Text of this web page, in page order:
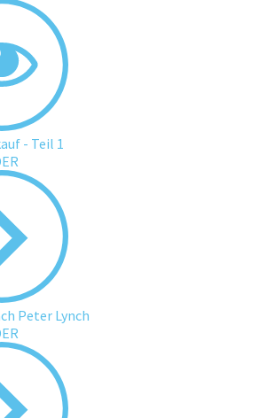
- Teil 1
Peter Lynch